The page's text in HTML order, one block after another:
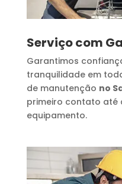
Serviço com
Garantimos
tranquilidade em
de manutenção no
primeiro contato até
equipamento.